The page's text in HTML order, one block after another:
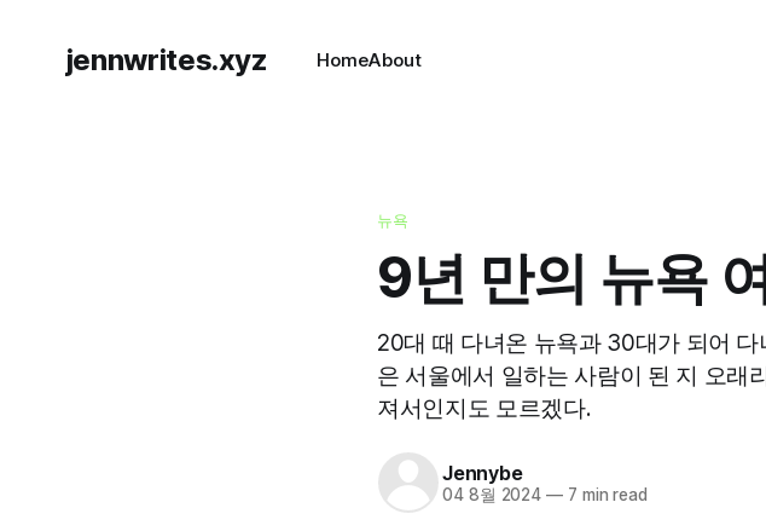
jennwrites.xyz HomeAbout
뉴욕
9년 만의 뉴욕
20대 때 다녀온 뉴욕과 30대가 되어
은 서울에서 일하는 사람이 된 지 오래
져서인지도 모르겠다.
Jennybe
04 8월 2024 — 7 min read